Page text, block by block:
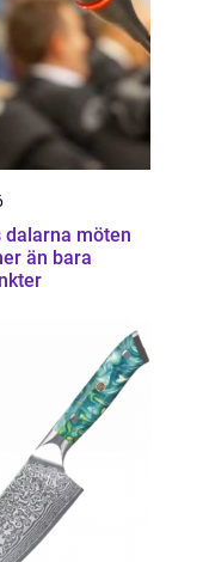
möten
än bara